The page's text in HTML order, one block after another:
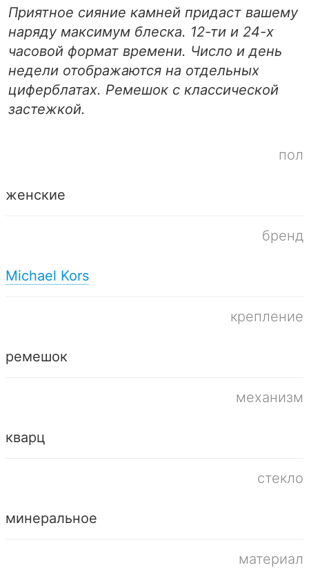
Приятное сияние камней придаст вашему
наряду максимум блеска. 12-ти и 24-х
часовой формат времени. Число и день
недели отображаются на отдельных
циферблатах. Ремешок с классической
застежкой.
пол
женские
бренд
Michael Kors
крепление
ремешок
механизм
кварц
стекло
минеральное
материал